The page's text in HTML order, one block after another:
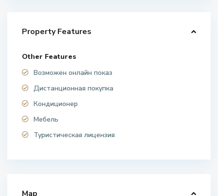
Property Features
Other Features
Возможен онлайн показ
Дистанционная покупка
Кондиционер
Мебель
Туристическая лицензия
Map